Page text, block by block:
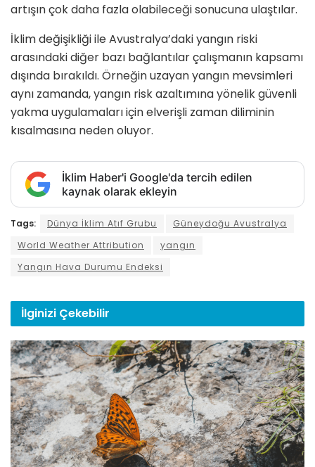
artışın çok daha fazla olabileceği sonucuna ulaştılar.
İklim değişikliği ile Avustralya’daki yangın riski
arasındaki diğer bazı bağlantılar çalışmanın kapsamı
dışında bırakıldı. Örneğin uzayan yangın mevsimleri
aynı zamanda, yangın risk azaltımına yönelik güvenli
yakma uygulamaları için elverişli zaman diliminin
kısalmasına neden oluyor.
İklim Haber'i Google'da tercih edilen
kaynak olarak ekleyin
Tags: Dünya İklim Atıf Grubu
Güneydoğu Avustralya
World Weather Attribution
yangın
Yangın Hava Durumu Endeksi
İlginizi Çekebilir